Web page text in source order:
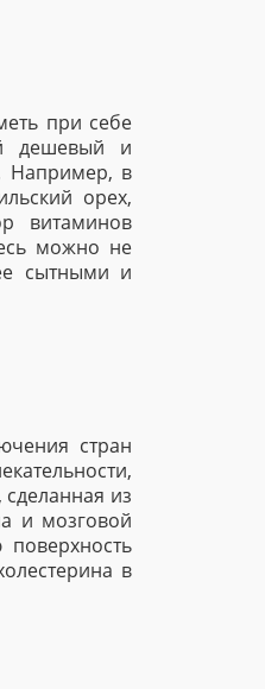
при себе
дешевый и
Например, в
орех,
витаминов
можно не
сытными и
стран
из
и мозговой
в